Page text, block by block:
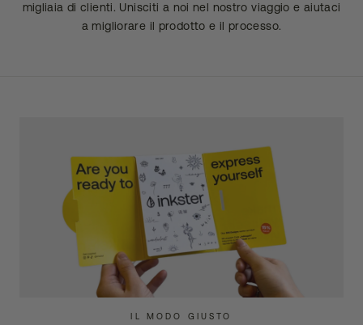
migliaia di clienti. Unisciti a noi nel nostro viaggio e aiutaci
a migliorare il prodotto e il processo.
IL MODO GIUSTO